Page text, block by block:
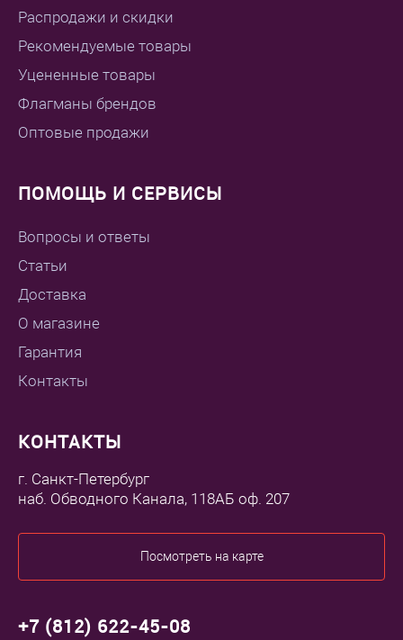
Распродажи и скидки
Рекомендуемые товары
Уцененные товары
Флагманы брендов
Оптовые продажи
ПОМОЩЬ И СЕРВИСЫ
Вопросы и ответы
Статьи
Доставка
О магазине
Гарантия
Контакты
КОНТАКТЫ
г. Санкт-Петербург
наб. Обводного Канала, 118АБ оф. 207
Посмотреть на карте
+7 (812) 622-45-08